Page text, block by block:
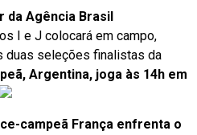
da Agência Brasil
I e J colocará em campo,
duas seleções finalistas da
Argentina, joga às 14h em
campeã França enfrenta o